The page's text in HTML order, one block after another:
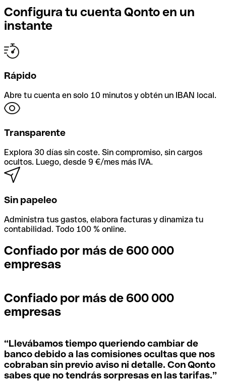
Configura tu cuenta Qonto en un
instante
Rápido
Abre tu cuenta en solo 10 minutos y obtén un IBAN local.
Transparente
Explora 30 días sin coste. Sin compromiso, sin cargos
ocultos. Luego, desde 9 €/mes más IVA.
Sin papeleo
Administra tus gastos, elabora facturas y dinamiza tu
contabilidad. Todo 100 % online.
Confiado por más de 600 000
empresas
Confiado por más de 600 000
empresas
“Llevábamos tiempo queriendo cambiar de
banco debido a las comisiones ocultas que nos
cobraban sin previo aviso ni detalle. Con Qonto
sabes que no tendrás sorpresas en las tarifas.”